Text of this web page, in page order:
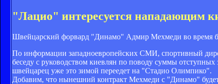
"Лацио" интересуется нападающим
Швейцарский форвард "Динамо" Адмир Мехмеди во время
По информации западноевропейских СМИ, спортивный
беседу с руководством киевлян по поводу суммы
швейцарец уже это зимой переедет на "Стадио Олимпико".
Добавим, что нынешний контракт Мехмеди с "Динамо"